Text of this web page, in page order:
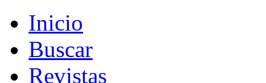
Inicio
Buscar
Revistas